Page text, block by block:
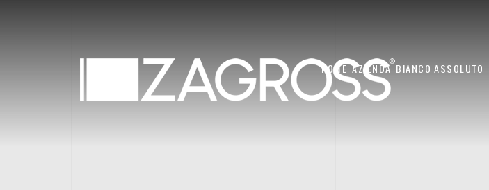
HOME AZIENDA BIANCO ASSOLUTO